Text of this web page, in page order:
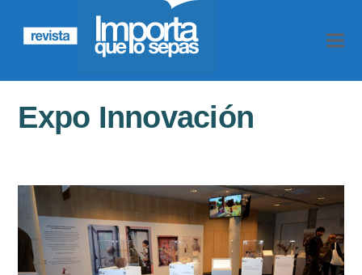
Expo Innovación